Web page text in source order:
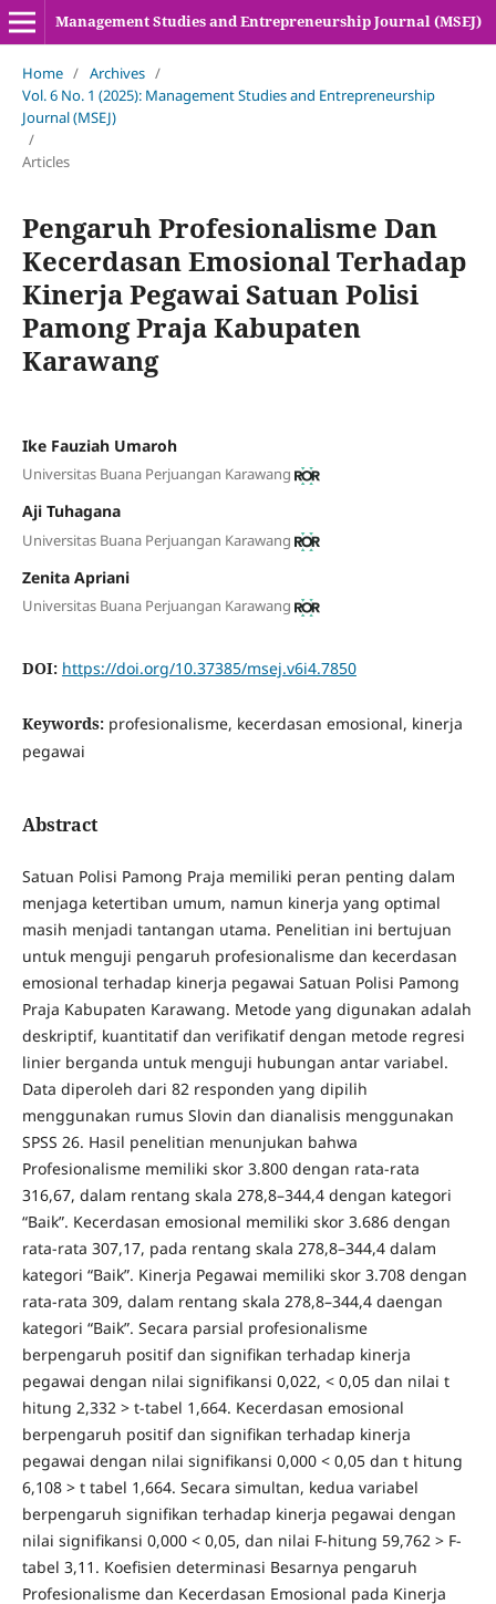
Management Studies and Entrepreneurship Journal (MSEJ)
Home / Archives /
Vol. 6 No. 1 (2025): Management Studies and Entrepreneurship
Journal (MSEJ)
/
Articles
Pengaruh Profesionalisme Dan
Kecerdasan Emosional Terhadap
Kinerja Pegawai Satuan Polisi
Pamong Praja Kabupaten
Karawang
Ike Fauziah Umaroh
Universitas Buana Perjuangan Karawang
Aji Tuhagana
Universitas Buana Perjuangan Karawang
Zenita Apriani
Universitas Buana Perjuangan Karawang
DOI: https://doi.org/10.37385/msej.v6i4.7850
Keywords: profesionalisme, kecerdasan emosional, kinerja
pegawai
Abstract
Satuan Polisi Pamong Praja memiliki peran penting dalam
menjaga ketertiban umum, namun kinerja yang optimal
masih menjadi tantangan utama. Penelitian ini bertujuan
untuk menguji pengaruh profesionalisme dan kecerdasan
emosional terhadap kinerja pegawai Satuan Polisi Pamong
Praja Kabupaten Karawang. Metode yang digunakan adalah
deskriptif, kuantitatif dan verifikatif dengan metode regresi
linier berganda untuk menguji hubungan antar variabel.
Data diperoleh dari 82 responden yang dipilih
menggunakan rumus Slovin dan dianalisis menggunakan
SPSS 26. Hasil penelitian menunjukan bahwa
Profesionalisme memiliki skor 3.800 dengan rata-rata
316,67, dalam rentang skala 278,8–344,4 dengan kategori
“Baik”. Kecerdasan emosional memiliki skor 3.686 dengan
rata-rata 307,17, pada rentang skala 278,8–344,4 dalam
kategori “Baik”. Kinerja Pegawai memiliki skor 3.708 dengan
rata-rata 309, dalam rentang skala 278,8–344,4 daengan
kategori “Baik”. Secara parsial profesionalisme
berpengaruh positif dan signifikan terhadap kinerja
pegawai dengan nilai signifikansi 0,022, < 0,05 dan nilai t
hitung 2,332 > t-tabel 1,664. Kecerdasan emosional
berpengaruh positif dan signifikan terhadap kinerja
pegawai dengan nilai signifikansi 0,000 < 0,05 dan t hitung
6,108 > t tabel 1,664. Secara simultan, kedua variabel
berpengaruh signifikan terhadap kinerja pegawai dengan
nilai signifikansi 0,000 < 0,05, dan nilai F-hitung 59,762 > F-
tabel 3,11. Koefisien determinasi Besarnya pengaruh
Profesionalisme dan Kecerdasan Emosional pada Kinerja